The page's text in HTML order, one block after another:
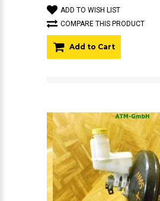
ADD TO WISH LIST
COMPARE THIS PRODUCT
Add to Cart